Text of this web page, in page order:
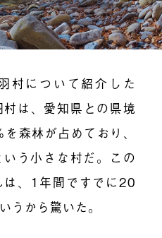
村について紹介した
は、愛知県との県境
森林が占めており、
う小さな村だ。この
、1年間ですでに20
うから驚いた。